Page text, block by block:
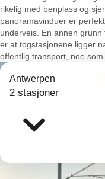
rikelig med benplass og
panoramavinduer er
underveis. En annen
er at togstasjonene ligger
offentlig transport, noe
Antwerpen
2 stasjoner